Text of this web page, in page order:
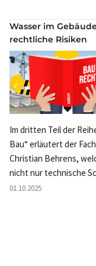
Wasser im
rechtliche Risiken
Im dritten Teil der
Bau“ erläutert der
Christian Behrens,
nicht nur technische
01.10.2025